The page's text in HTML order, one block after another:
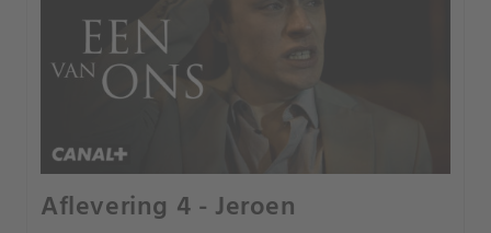
Aflevering 4 - Jeroen